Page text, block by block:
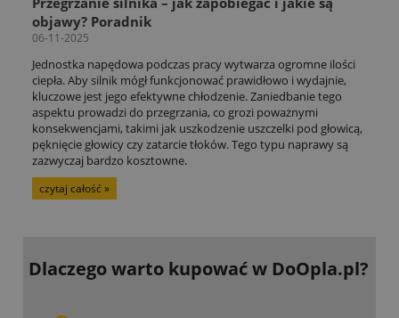
objawy? Poradnik
06-11-2025
Jednostka napędowa podczas pracy wytwarza ogromne ilości
ciepła. Aby silnik mógł funkcjonować prawidłowo i wydajnie,
kluczowe jest jego efektywne chłodzenie. Zaniedbanie tego
aspektu prowadzi do przegrzania, co grozi poważnymi
konsekwencjami, takimi jak uszkodzenie uszczelki pod głowicą,
pęknięcie głowicy czy zatarcie tłoków. Tego typu naprawy są
zazwyczaj bardzo kosztowne.
czytaj całość »
Dlaczego warto kupowaćw DoOpla.pl?